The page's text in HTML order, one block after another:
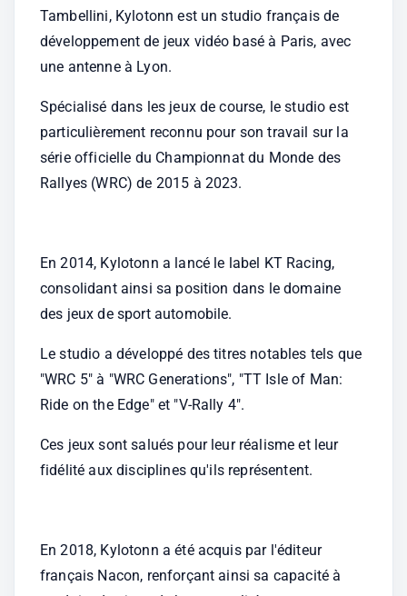
Tambellini, Kylotonn est un studio français de
développement de jeux vidéo basé à Paris, avec
une antenne à Lyon.
Spécialisé dans les jeux de course, le studio est
particulièrement reconnu pour son travail sur la
série officielle du Championnat du Monde des
Rallyes (WRC) de 2015 à 2023.
En 2014, Kylotonn a lancé le label KT Racing,
consolidant ainsi sa position dans le domaine
des jeux de sport automobile.
Le studio a développé des titres notables tels que
"WRC 5" à "WRC Generations", "TT Isle of Man:
Ride on the Edge" et "V-Rally 4".
Ces jeux sont salués pour leur réalisme et leur
fidélité aux disciplines qu'ils représentent.
En 2018, Kylotonn a été acquis par l'éditeur
français Nacon, renforçant ainsi sa capacité à